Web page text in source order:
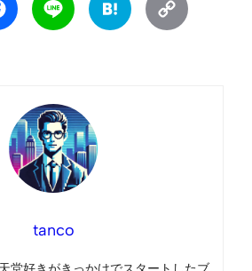
Facebook Line Hatena
tanco